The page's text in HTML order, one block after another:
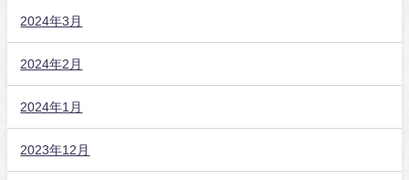
2024年3月
2024年2月
2024年1月
2023年12月